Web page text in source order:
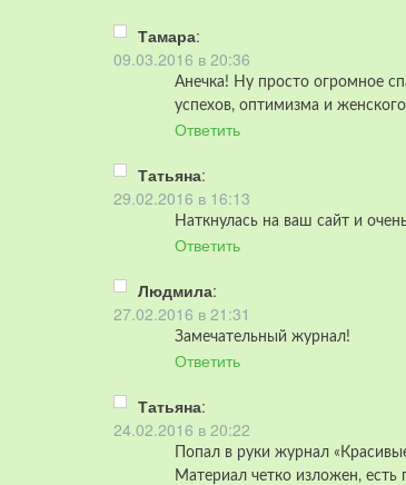
Тамара:
09.03.2016 в 20:36
Анечка! Ну просто огромное
успехов, оптимизма и
Ответить
Татьяна:
29.02.2016 в 16:13
Наткнулась на ваш сайт и
Ответить
Людмила:
27.02.2016 в 21:31
Замечательный журнал!
Ответить
Татьяна:
24.02.2016 в 20:22
Попал в руки журнал
Материал четко изложен,